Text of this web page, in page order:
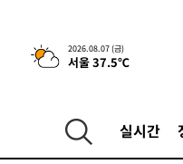
2026.08.07 (금)
서울 37.5℃
실시간
-4717초 전 >[속보]합수본, '
압수수색
-31949초 전 > SK하이닉스,
-28058초 전 >
외국인 심판
-27792초 전 >